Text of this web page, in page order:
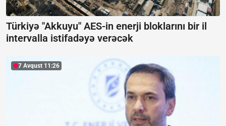
Türkiyə "Akkuyu" AES-in enerji bloklarını bir il
intervalla istifadəyə verəcək
7 Avqust 11:26